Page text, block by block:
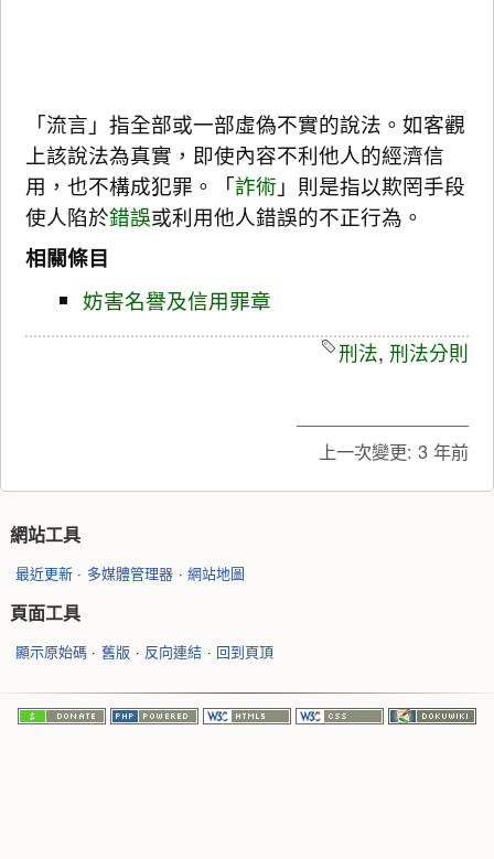
「流言」指全部或一部虛偽不實的說法。如客觀
上該說法為真實，即使內容不利他人的經濟信
用，也不構成犯罪。「詐術 」則是指以欺罔手段
使人陷於錯誤或利用他人錯誤的不正行為。
相關條目
妨害名譽及信用罪章
刑法, 刑法分則
上一次變更: 3 年前
網站工具
最近更新 多媒體管理器 網站地圖
頁面工具
顯示原始碼 舊版 反向連結 回到頁頂